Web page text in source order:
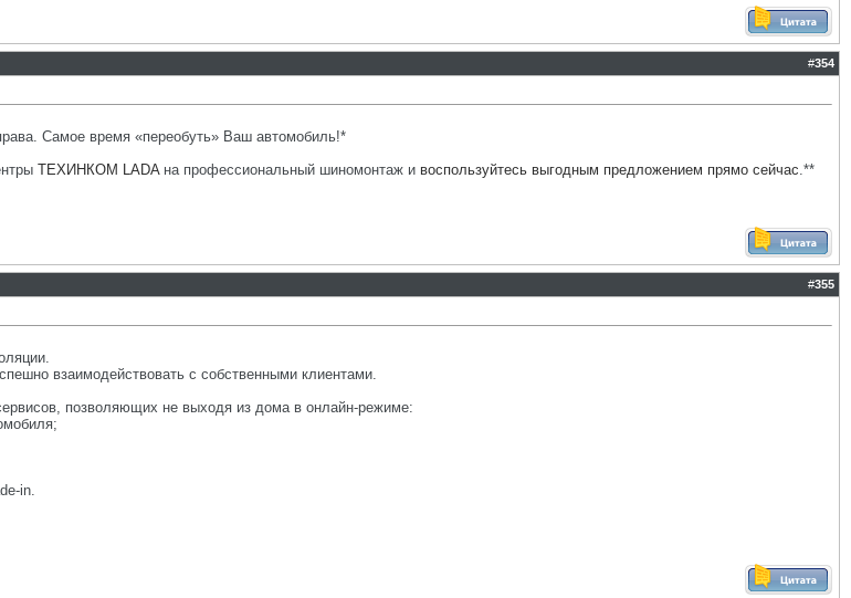
#354
Самое время «переобуть» Ваш автомобиль!*
ТЕХИНКОМ LADAна профессиональный шиномонтаж и воспользуйтесь выгодным предложением прямо сейчас.**
#355
взаимодействовать с собственными клиентами.
позволяющих не выходя из дома в онлайн-режиме:
in.